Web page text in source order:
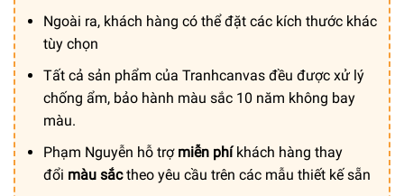
Ngoài ra, khách hàng có thể đặt các kích thước khác
tùy chọn
Tất cả sản phẩm của Tranhcanvas đều được xử lý
chống ẩm, bảo hành màu sắc 10 năm không bay
màu.
Phạm Nguyễn hỗ trợ miễn phíkhách hàng thay
đổi màu sắctheo yêu cầu trên các mẫu thiết kế sẵn